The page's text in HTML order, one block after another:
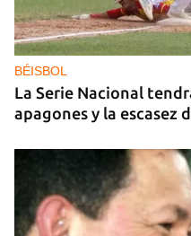
DEPORTACIONES EE UU
El ICE envía a la
cuatro cubanos, a la
BÉISBOL
La Serie Nacional
apagones y la escasez